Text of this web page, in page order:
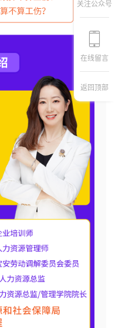
关注公众号
在线留言
返回顶部